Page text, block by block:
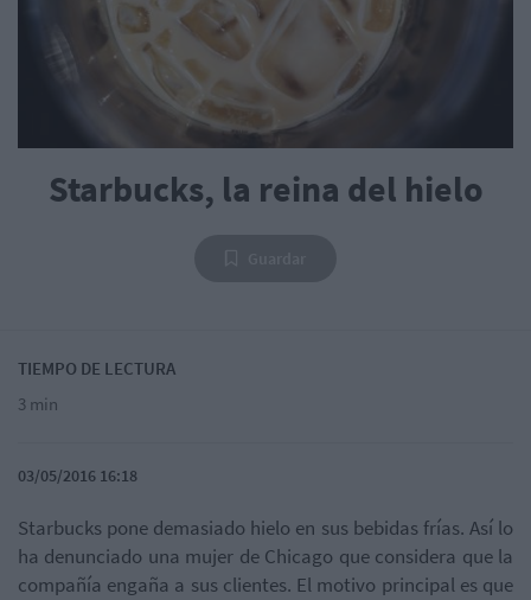
Starbucks, la reina del hielo
TIEMPO DE LECTURA
3 min
03/05/2016 16:18
Starbucks pone demasiado hielo en sus bebidas frías. Así lo
ha denunciado una mujer de Chicago que considera que la
compañía engaña a sus clientes. El motivo principal es que